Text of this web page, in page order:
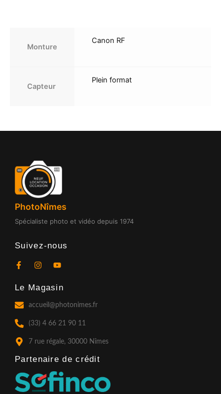
Monture
Canon RF
Capteur
Plein format
PhotoNîmes
Spécialiste photo et vidéo depuis 1974
Suivez-nous
F
a
e
o
o
k
-
f
I
t
g
a
m
Y
t
b
Le Magasin
accueil@photonimes.fr
(33) 4 66 21 90 11
7 rue régale, 30000 Nîmes
Partenaire de crédit​